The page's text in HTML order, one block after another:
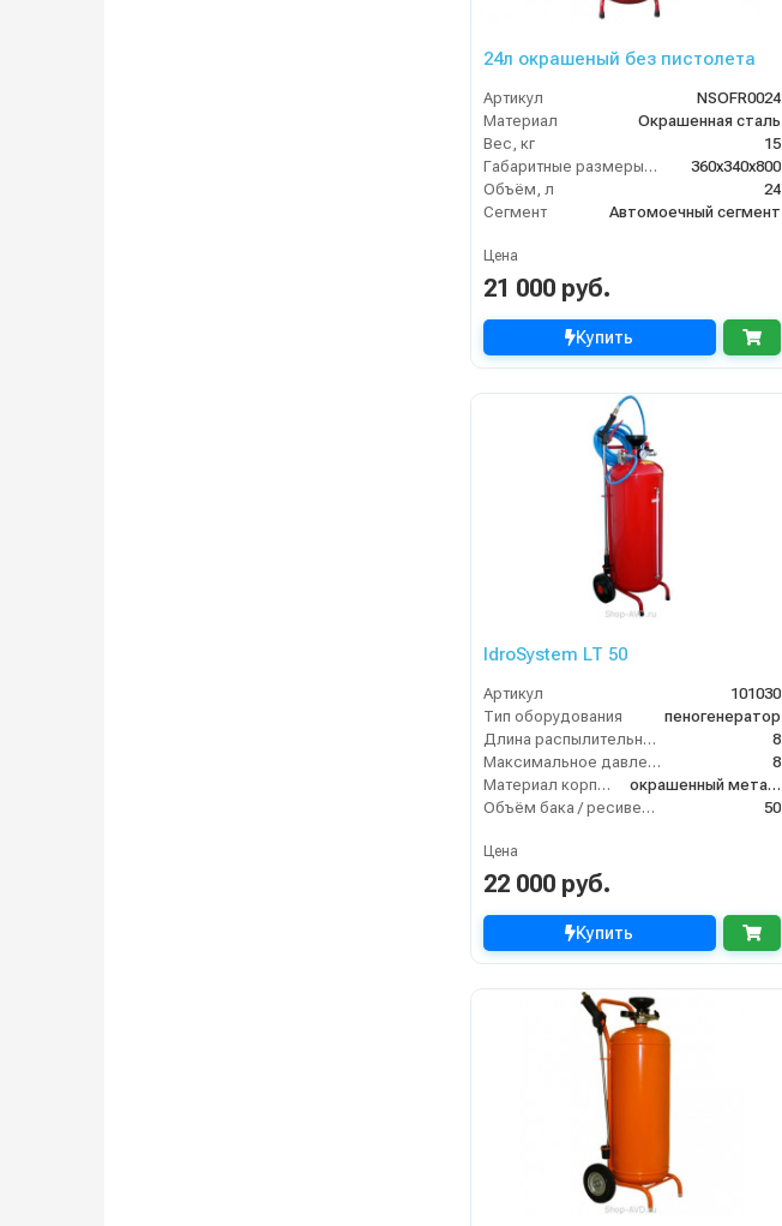
24л окрашеный без пистолета
Артикул
NSOFR0024
Материал
Окрашенная сталь
Вес, кг
15
Габаритные размеры, мм
360x340x800
Объём, л
24
Сегмент
Автомоечный сегмент
Цена
21 000 руб.
Купить
IdroSystem LT 50
Артикул
101030
Тип оборудования
пеногенератор
Длина распылительного шланга (м)
8
Максимальное давление на выходе (бар)
8
Материал корпуса
окрашенный металл
Объём бака / ресивера (л)
50
Цена
22 000 руб.
Купить